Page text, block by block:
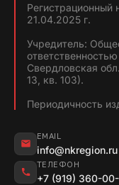
21.04.2025 г.
Учредитель:
Свердловская
13, кв. 103).
Периодичность
EMAIL
info@nkregion.ru
ТЕЛЕФОН
+7 (919) 360-